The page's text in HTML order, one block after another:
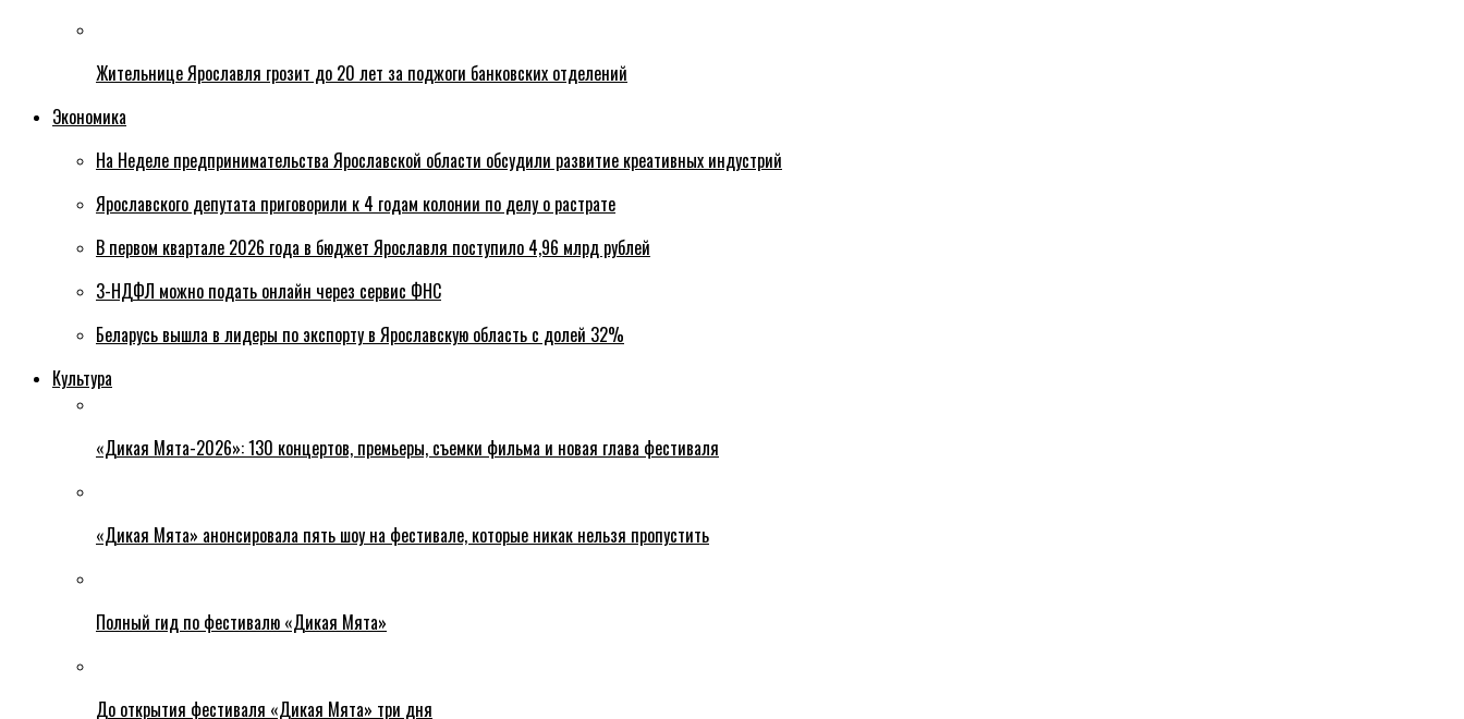
Жительнице Ярославля грозит до 20 лет за поджоги банковских отделений
Экономика
На Неделе предпринимательства Ярославской области обсудили развитие креативных индустрий
Ярославского депутата приговорили к 4 годам колонии по делу о растрате
В первом квартале 2026 года в бюджет Ярославля поступило 4,96 млрд рублей
3-НДФЛ можно подать онлайн через сервис ФНС
Беларусь вышла в лидеры по экспорту в Ярославскую область с долей 32%
Культура
«Дикая Мята-2026»: 130 концертов, премьеры, съемки фильма и новая глава фестиваля
«Дикая Мята» анонсировала пять шоу на фестивале, которые никак нельзя пропустить
Полный гид по фестивалю «Дикая Мята»
До открытия фестиваля «Дикая Мята» три дня